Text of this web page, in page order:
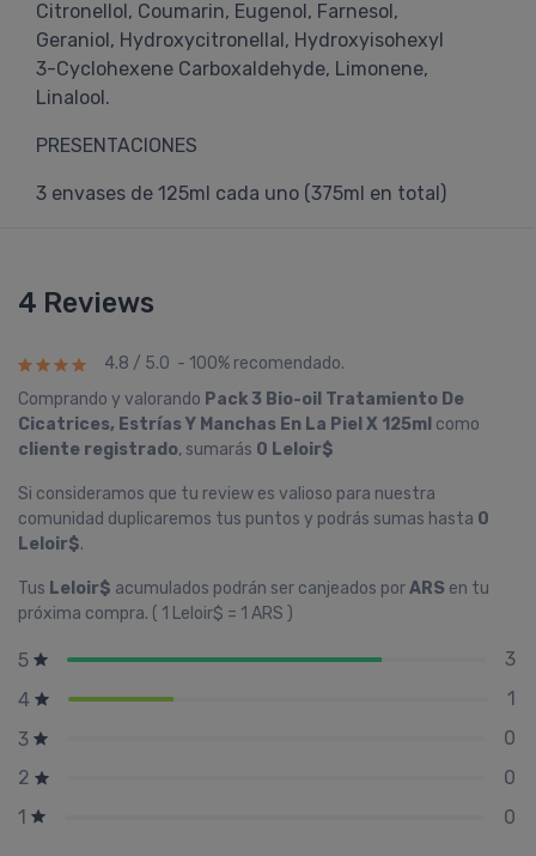
Citronellol, Coumarin, Eugenol, Farnesol,
Geraniol, Hydroxycitronellal, Hydroxyisohexyl
3-Cyclohexene Carboxaldehyde, Limonene,
Linalool.
PRESENTACIONES
3 envases de 125ml cada uno (375ml en total)
4 Reviews
4.8 / 5.0 - 100% recomendado.
Comprando y valorando Pack 3 Bio-oil Tratamiento De
Cicatrices, Estrí­as Y Manchas En La Piel X 125ml como
cliente registrado, sumarás 0 Leloir$
Si consideramos que tu review es valioso para nuestra
comunidad duplicaremos tus puntos y podrás sumas hasta 0
Leloir$.
Tus Leloir$ acumulados podrán ser canjeados porARS en tu
próxima compra. ( 1 Leloir$ = 1 ARS )
5
3
4
1
3
0
2
0
1
0